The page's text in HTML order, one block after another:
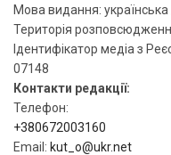
Мова видання: українська
Територія
Ідентифікатор медіа з
07148
Контакти редакції:
Телефон:
+380672003160
Email: kut_o@ukr.net